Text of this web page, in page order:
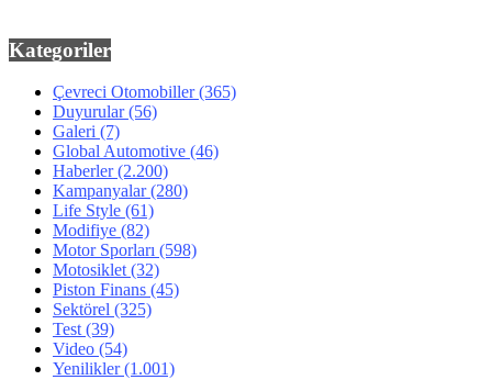
Kategoriler
Çevreci Otomobiller(365)
Duyurular(56)
Galeri (7)
Global Automotive (46)
Haberler(2.200)
Kampanyalar(280)
Life Style (61)
Modifiye (82)
Motor Sporları (598)
Motosiklet(32)
Piston Finans (45)
Sektörel (325)
Test(39)
Video (54)
Yenilikler(1.001)